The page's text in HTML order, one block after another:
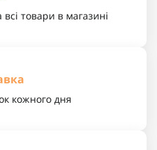
всі товари в магазині
кожного дня